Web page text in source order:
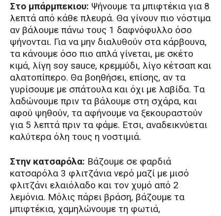
Στο μπάρμπεκιου: Ψήνουμε τα μπιφτέκια για 8
λεπτά από κάθε πλευρά. Θα γίνουν πιο νόστιμα
αν βάλουμε πάνω τους 1 δαφνόφυλλο όσο
ψήνονται. Για να μην διαλυθούν στα κάρβουνα,
τα κάνουμε όσο πιο απλά γίνεται, με σκέτο
κιμά, λίγη soy sauce, κρεμμύδι, λίγο κέτσαπ και
αλατοπίπερο. Θα βοηθήσει, επίσης, αν τα
γυρίσουμε με σπάτουλα και όχι με λαβίδα. Tα
λαδώνουμε πριν τα βάλουμε στη σχάρα, και
αφού ψηθούν, τα αφήνουμε να ξεκουραστούν
για 5 λεπτά πριν τα φάμε. Eτσι, αναδεικνύεται
καλύτερα όλη τους η νοστιμιά.
Στην κατσαρόλα: Βάζουμε σε φαρδιά
κατσαρόλα 3 φλιτζάνια νερό μαζί με μισό
φλιτζάνι ελαιόλαδο και τον χυμό από 2
λεμόνια. Mόλις πάρει βράση, βάζουμε τα
μπιφτέκια, χαμηλώνουμε τη φωτιά,